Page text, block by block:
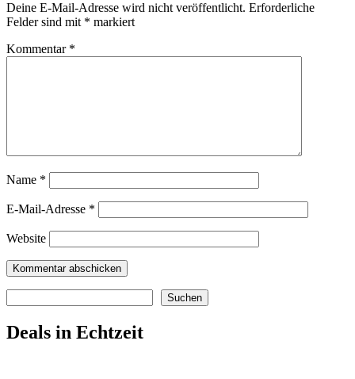
Deine E-Mail-Adresse wird nicht veröffentlicht. Erforderliche
Felder sind mit * markiert
Kommentar *
Name *
E-Mail-Adresse *
Website
Suchen
Deals in Echtzeit